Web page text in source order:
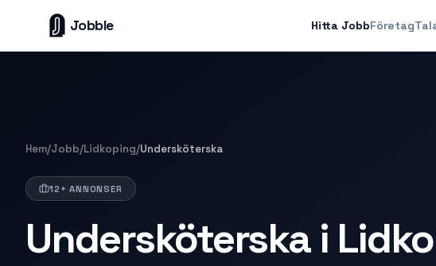
Jobble Hitta JobbFöretag
Hem/Jobb/Lidkoping/Undersköterska
12+ ANNONSER
Undersköterska i